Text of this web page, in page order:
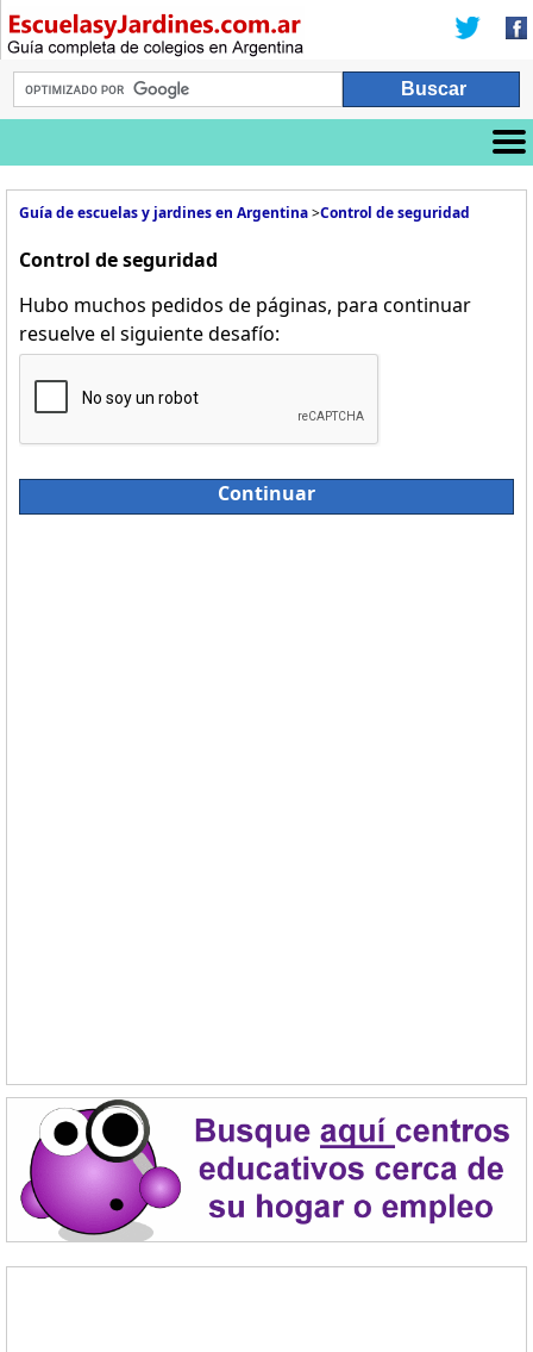
Guía de escuelas y jardines en Argentina>Control de seguridad
Control de seguridad
Hubo muchos pedidos de páginas, para continuar
resuelve el siguiente desafío:
Continuar